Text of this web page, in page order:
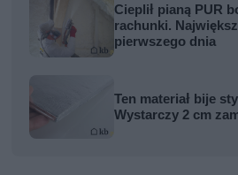
Cieplił pianą PUR
rachunki.
pierwszego dnia
Ten materiał bije
Wystarczy 2 cm